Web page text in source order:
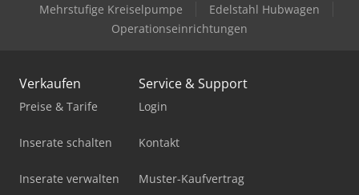
Mehrstufige Kreiselpumpe
Edelstahl Hubwagen
Operationseinrichtungen
Verkaufen
Preise & Tarife
Inserate schalten
Inserate verwalten
Service & Support
Login
Kontakt
Muster-Kaufvertrag